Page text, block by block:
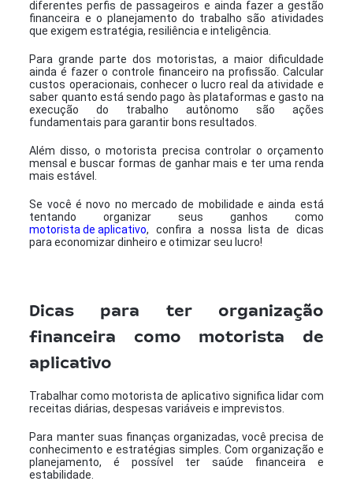
diferentes perfis de passageiros e ainda fazer a gestão
financeira e o planejamento do trabalho são atividades
que exigem estratégia, resiliência e inteligência.
Para grande parte dos motoristas, a maior dificuldade
ainda é fazer o controle financeiro na profissão. Calcular
custos operacionais, conhecer o lucro real da atividade e
saber quanto está sendo pago às plataformas e gasto na
execução do trabalho autônomo são ações
fundamentais para garantir bons resultados.
Além disso, o motorista precisa controlar o orçamento
mensal e buscar formas de ganhar mais e ter uma renda
mais estável.
Se você é novo no mercado de mobilidade e ainda está
tentando organizar seus ganhos como
motorista de aplicativo, confira a nossa lista de dicas
para economizar dinheiro e otimizar seu lucro!
Dicas para ter organização
financeira como motorista de
aplicativo
Trabalhar como motorista de aplicativo significa lidar com
receitas diárias, despesas variáveis e imprevistos.
Para manter suas finanças organizadas, você precisa de
conhecimento e estratégias simples. Com organização e
planejamento, é possível ter saúde financeira e
estabilidade.